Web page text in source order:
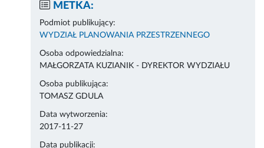
METKA:
Podmiot publikujący:
WYDZIAŁ PLANOWANIA PRZESTRZENNEGO
Osoba odpowiedzialna:
MAŁGORZATA KUZIANIK - DYREKTOR WYDZIAŁU
Osoba publikująca:
TOMASZ GDULA
Data wytworzenia:
2017-11-27
Data publikacji: